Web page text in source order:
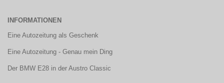
INFORMATIONEN
Eine Autozeitung als Geschenk
Eine Autozeitung - Genau mein Ding
Der BMW E28 in der Austro Classic